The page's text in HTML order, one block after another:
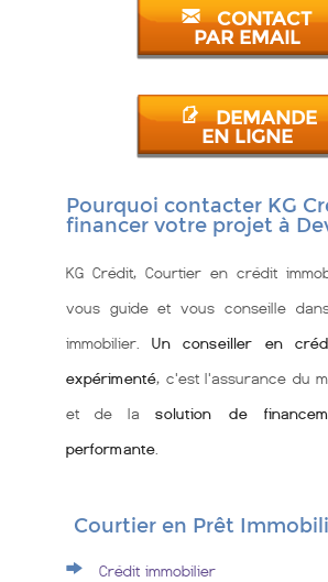
CONTACT
PAR EMAIL
DEMANDE
EN LIGNE
Pourquoi contacter KG
financer votre projet à
KG Crédit, Courtier en crédit
vous guide et vous conseille
immobilier. Un conseiller en
expérimenté, c'est l'assurance du
et de lasolution de
performante
Courtier en Prêt
Crédit immobilier